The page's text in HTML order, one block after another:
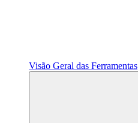
Visão Geral das Ferramentas